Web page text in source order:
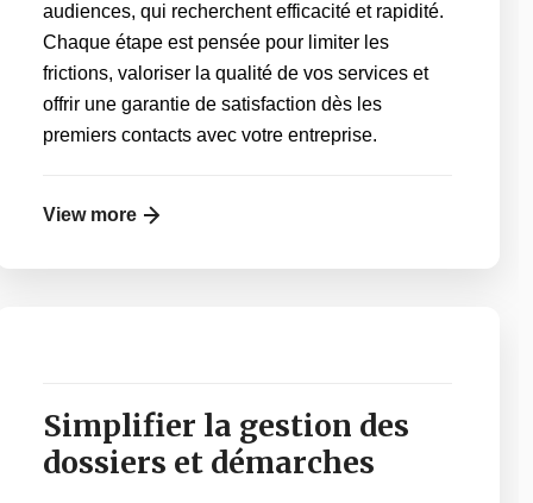
audiences, qui recherchent efficacité et rapidité.
Chaque étape est pensée pour limiter les
frictions, valoriser la qualité de vos services et
offrir une garantie de satisfaction dès les
premiers contacts avec votre entreprise.
View more
Simplifier la gestion des
dossiers et démarches